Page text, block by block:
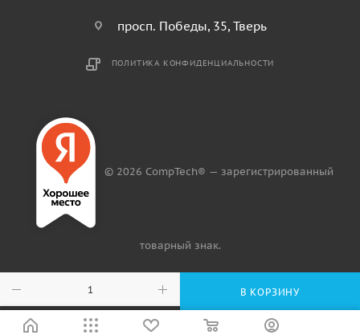
В КОРЗИНУ
просп. Победы, 35, Тверь
ПОЛИТИКА КОНФИДЕНЦИАЛЬНОСТИ
© 2026 CompTech® — зарегистрированный
товарный знак.